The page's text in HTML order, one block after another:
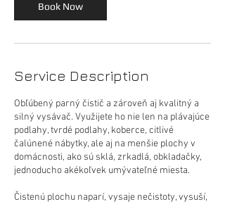
Book Now
Service Description
Obľúbený parný čistič a zároveň aj kvalitný a
silný vysávač. Využijete ho nie len na plávajúce
podlahy, tvrdé podlahy, koberce, citlivé
čalúnené nábytky, ale aj na menšie plochy v
domácnosti, ako sú sklá, zrkadlá, obkladačky,
jednoducho akékoľvek umývateľné miesta.
Čistenú plochu naparí, vysaje nečistoty, vysuší,